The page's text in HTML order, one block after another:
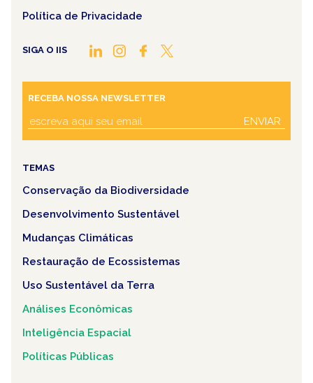
Política de Privacidade
SIGA O IIS
RECEBA NOSSA NEWSLETTER
ENVIAR
TEMAS
Conservação da Biodiversidade
Desenvolvimento Sustentável
Mudanças Climáticas
Restauração de Ecossistemas
Uso Sustentável da Terra
Análises Econômicas
Inteligência Espacial
Políticas Públicas